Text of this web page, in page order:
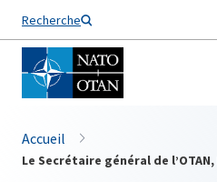
Recherche
Nom de famille*
Accueil